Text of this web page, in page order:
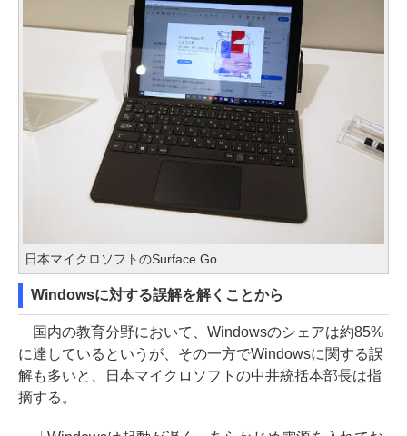
日本マイクロソフトのSurface Go
Windowsに対する誤解を解くことから
国内の教育分野において、Windowsのシェアは約85%
に達しているというが、その一方でWindowsに関する誤
解も多いと、日本マイクロソフトの中井統括本部長は指
摘する。